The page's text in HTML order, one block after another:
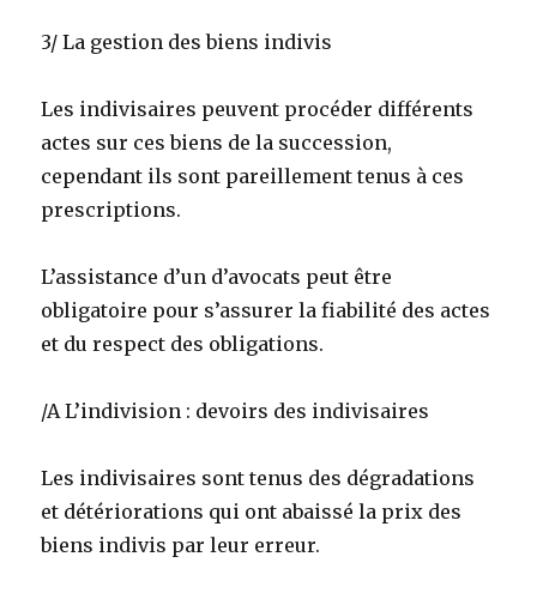
3/ La gestion des biens indivis
Les indivisaires peuvent procéder différents
actes sur ces biens de la succession,
cependant ils sont pareillement tenus à ces
prescriptions.
L’assistance d’un d’avocats peut être
obligatoire pour s’assurer la fiabilité des actes
et du respect des obligations.
/A L’indivision : devoirs des indivisaires
Les indivisaires sont tenus des dégradations
et détériorations qui ont abaissé la prix des
biens indivis par leur erreur.